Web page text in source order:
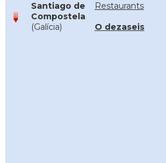
Santiago de
Compostela
(Galícia)
Restaurants
O dezaseis